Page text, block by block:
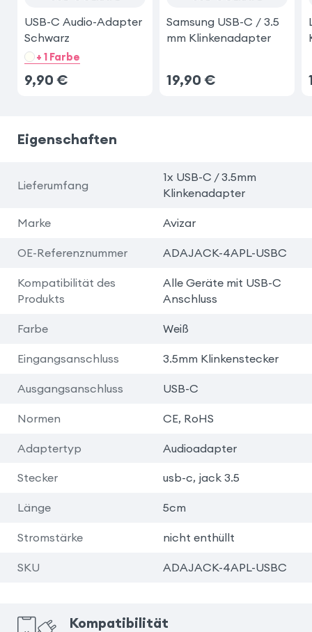
USB-C Audio-Adapter
Schwarz
+ 1 Farbe
9,90 €
Samsung USB-C / 3.5
mm Klinkenadapter
19,90 €
Eigenschaften
Lieferumfang
1x USB-C / 3.5mm
Klinkenadapter
Marke Avizar
OE-Referenznummer ADAJACK-4APL-USBC
Kompatibilität des
Produkts
Alle Geräte mit USB-C
Anschluss
Farbe Weiß
Eingangsanschluss 3.5mm Klinkenstecker
Ausgangsanschluss USB-C
Normen CE, RoHS
Adaptertyp Audioadapter
Stecker usb-c, jack 3.5
Länge 5cm
Stromstärke nicht enthüllt
SKU ADAJACK-4APL-USBC
Kompatibilität